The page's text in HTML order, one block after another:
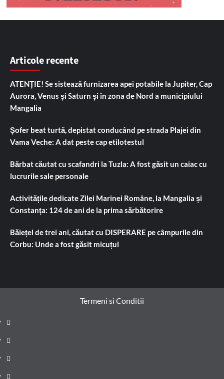
Articole recente
ATENȚIE! Se sistează furnizarea apei potabile la Jupiter, Cap
Aurora, Venus și Saturn și în zona de Nord a municipiului
Mangalia
Șofer beat turtă, depistat conducând pe strada Plajei din
Vama Veche: A dat peste cap etilotestul
Bărbat căutat cu scafandri la Tuzla: A fost găsit un caiac cu
lucrurile sale personale
Activitățile dedicate Zilei Marinei Române, la Mangalia și
Constanța: 124 de ani de la prima sărbătorire
Băiețel de trei ani, căutat cu DISPERARE pe câmpurile din
Corbu: Unde a fost găsit micuțul
Termeni si Conditii
Prima
pagină
Știri
de
ultima
Administrație
locală
Actualitate